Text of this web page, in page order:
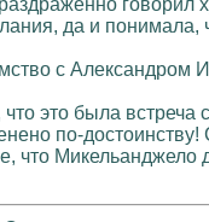
да и
с
что это была
по-
что Микельанджело